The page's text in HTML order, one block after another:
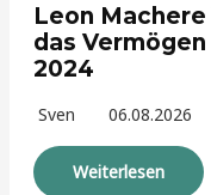
Leon
das
2024
Sven 06.08.2026
Weiterlesen